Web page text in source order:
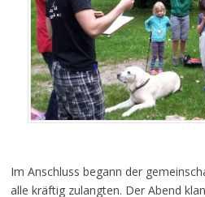
Im Anschluss begann der
alle kräftig zulangten. Der Abend